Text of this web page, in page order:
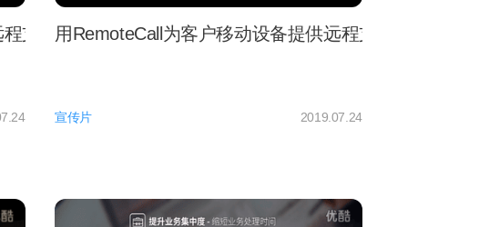
程支持用RemoteCall为客户移动设备提供远程支持
宣传片 2019.07.24